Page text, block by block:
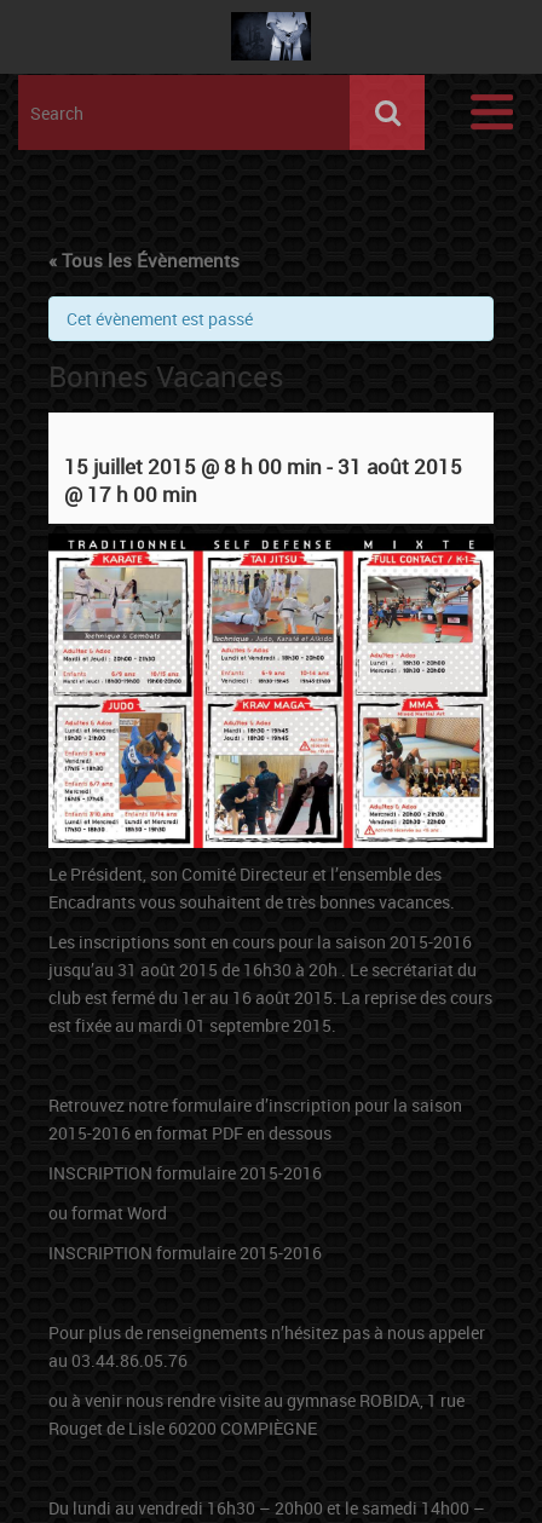
« Tous les Évènements
Cet évènement est passé
Bonnes Vacances
15 juillet 2015 @ 8 h 00 min- 31 août 2015
@ 17 h 00 min
Le Président, son Comité Directeur et l’ensemble des
Encadrants vous souhaitent de très bonnes vacances.
Les inscriptions sont en cours pour la saison 2015-2016
jusqu’au 31 août 2015 de 16h30 à 20h . Le secrétariat du
club est fermé du 1er au 16 août 2015. La reprise des cours
est fixée au mardi 01 septembre 2015.
Retrouvez notre formulaire d’inscription pour la saison
2015-2016 en format PDF en dessous
INSCRIPTION formulaire 2015-2016
ou format Word
INSCRIPTION formulaire 2015-2016
Pour plus de renseignements n’hésitez pas à nous appeler
au 03.44.86.05.76
ou à venir nous rendre visite au gymnase ROBIDA, 1 rue
Rouget de Lisle 60200 COMPIÈGNE
Du lundi au vendredi 16h30 – 20h00 et le samedi 14h00 –